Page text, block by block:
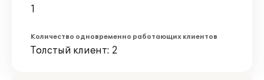
1
Количество одновременно работающих клиентов
Толстый клиент: 2